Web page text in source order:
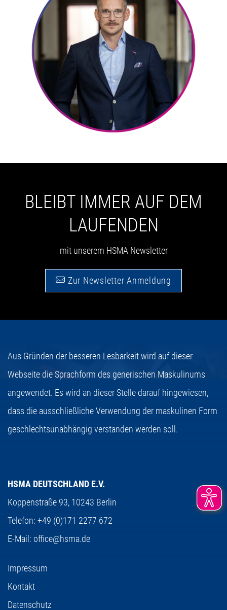
BLEIBT IMMER AUF DEM
LAUFENDEN
mit unserem HSMA Newsletter
Zur Newsletter Anmeldung
Aus Gründen der besseren Lesbarkeit wird auf dieser
Webseite die Sprachform des generischen Maskulinums
angewendet. Es wird an dieser Stelle darauf hingewiesen,
dass die ausschließliche Verwendung der maskulinen Form
geschlechtsunabhängig verstanden werden soll.
HSMA DEUTSCHLAND E.V.
Koppenstraße 93, 10243 Berlin
Telefon: +49 (0)171 2277 672
E-Mail: office@hsma.de
Impressum
Kontakt
Datenschutz